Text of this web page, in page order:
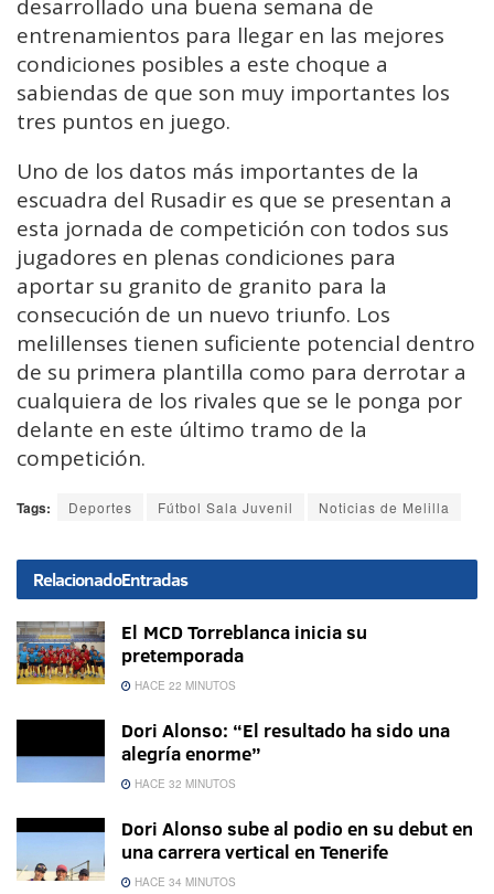
desarrollado una buena semana de
entrenamientos para llegar en las mejores
condiciones posibles a este choque a
sabiendas de que son muy importantes los
tres puntos en juego.
Uno de los datos más importantes de la
escuadra del Rusadir es que se presentan a
esta jornada de competición con todos sus
jugadores en plenas condiciones para
aportar su granito de granito para la
consecución de un nuevo triunfo. Los
melillenses tienen suficiente potencial dentro
de su primera plantilla como para derrotar a
cualquiera de los rivales que se le ponga por
delante en este último tramo de la
competición.
Tags: Deportes Fútbol Sala Juvenil Noticias de Melilla
RelacionadoEntradas
El MCD Torreblanca inicia su
pretemporada
HACE 22 MINUTOS
Dori Alonso: “El resultado ha sido una
alegría enorme”
HACE 32 MINUTOS
Dori Alonso sube al podio en su debut en
una carrera vertical en Tenerife
HACE 34 MINUTOS